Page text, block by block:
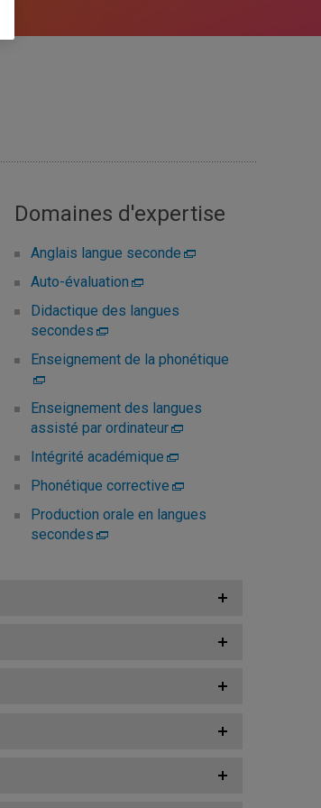
Domaines d'expertise
Anglais langue seconde
Auto-évaluation
Didactique des langues
secondes
Enseignement de la phonétique
Enseignement des langues
assisté par ordinateur
Intégrité académique
Phonétique corrective
Production orale en langues
secondes